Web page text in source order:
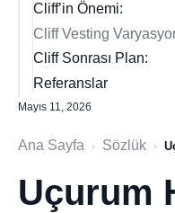
Cliff’in Önemi:
Cliff Vesting
Cliff Sonrası Plan:
Referanslar
Mayıs 11, 2026
Ana Sayfa › Sözlük ›
Uçurum